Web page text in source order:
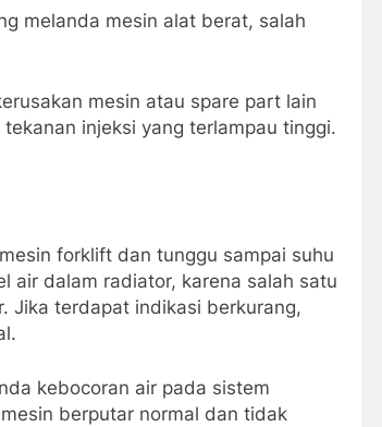
melanda mesin alat berat, salah
mesin atau spare part lain
injeksi yang terlampau tinggi.
forklift dan tunggu sampai suhu
air dalam radiator, karena salah satu
Jika terdapat indikasi berkurang,
kebocoran air pada sistem
berputar normal dan tidak